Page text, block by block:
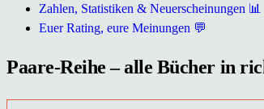
Zahlen, Statistiken & Neuerscheinungen 📊
Euer Rating, eure Meinungen 💬
Paare-Reihe – alle Bücher in